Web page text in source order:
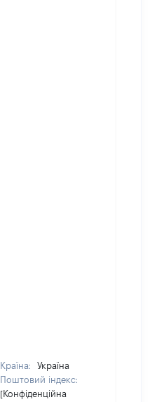
Країна:
Україна
Поштовий індекс:
[Конфіденційна